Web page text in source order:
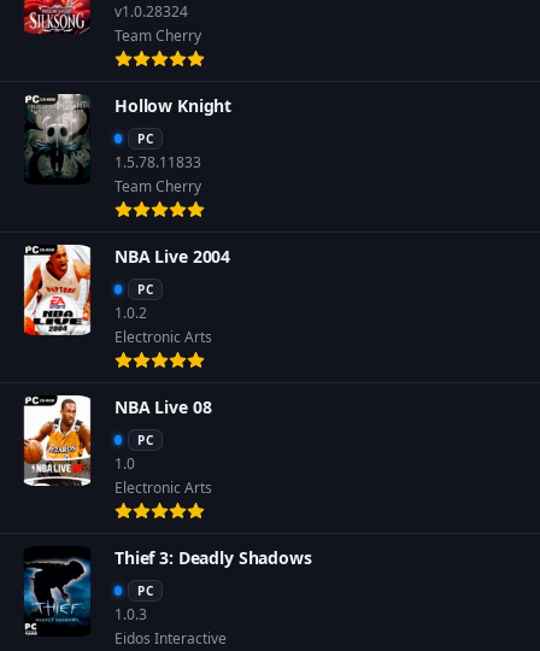
v1.0.28324
Team Cherry
Hollow Knight
PC
1.5.78.11833
Team Cherry
NBA Live 2004
PC
1.0.2
Electronic Arts
NBA Live 08
PC
1.0
Electronic Arts
Thief 3: Deadly Shadows
PC
1.0.3
Eidos Interactive